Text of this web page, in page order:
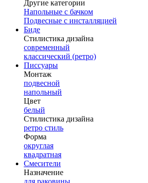
Другие категории
Напольные с бачком
Подвесные с инсталляцией
Биде
Стилистика дизайна
современный
классический (ретро)
Писсуары
Монтаж
подвесной
напольный
Цвет
белый
Стилистика дизайна
ретро стиль
Форма
округлая
квадратная
Смесители
Назначение
для раковины